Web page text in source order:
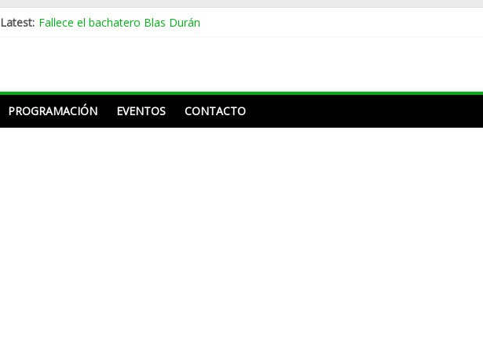
Latest: Fallece el bachatero Blas Durán
Pregunta buscapié de Frank Reyes a Acroarte: «¿Ustedes premian por el trabajo que
PROGRAMACIÓN EVENTOS CONTACTO